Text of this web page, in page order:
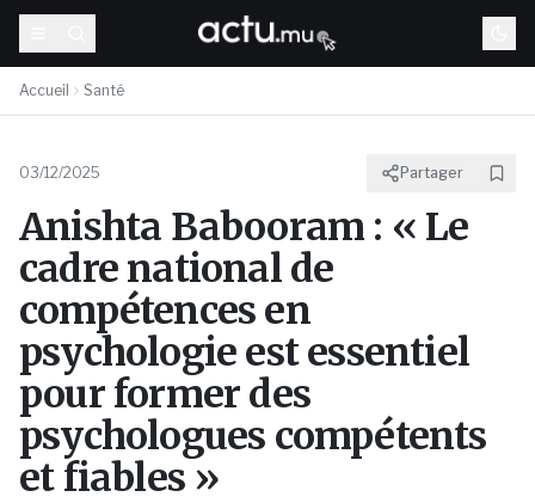
Accueil Santé
03/12/2025 Partager
Anishta Babooram : « Le
cadre national de
compétences en
psychologie est essentiel
pour former des
psychologues compétents
et fiables »